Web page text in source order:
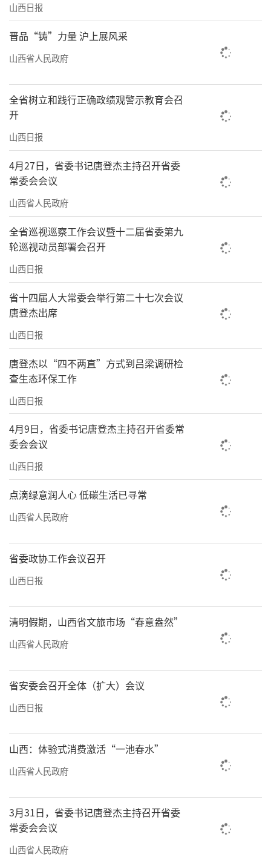
山西日报
晋品“铸”力量 沪上展风采
山西省人民政府
全省树立和践行正确政绩观警示教育会召
开
山西日报
4月27日，省委书记唐登杰主持召开省委
常委会会议
山西省人民政府
全省巡视巡察工作会议暨十二届省委第九
轮巡视动员部署会召开
山西日报
省十四届人大常委会举行第二十七次会议
唐登杰出席
山西日报
唐登杰以“四不两直”方式到吕梁调研检
查生态环保工作
山西日报
4月9日，省委书记唐登杰主持召开省委常
委会会议
山西日报
点滴绿意润人心 低碳生活已寻常
山西省人民政府
省委政协工作会议召开
山西日报
清明假期，山西省文旅市场“春意盎然”
山西省人民政府
省安委会召开全体（扩大）会议
山西日报
山西：体验式消费激活“一池春水”
山西省人民政府
3月31日，省委书记唐登杰主持召开省委
常委会会议
山西省人民政府